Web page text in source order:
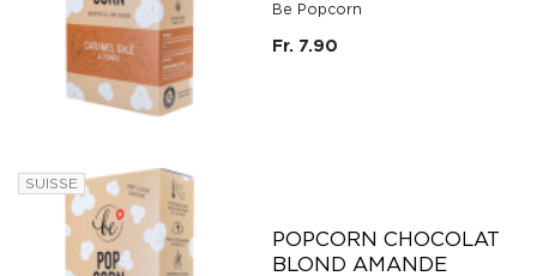
Be Popcorn
Fr. 7.90
SUISSE
POPCORN CHOCOLAT
BLOND AMANDE